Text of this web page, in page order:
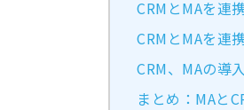
CRMとMAを連
CRMとMAを連
CRM、MAの導
まとめ：MAと